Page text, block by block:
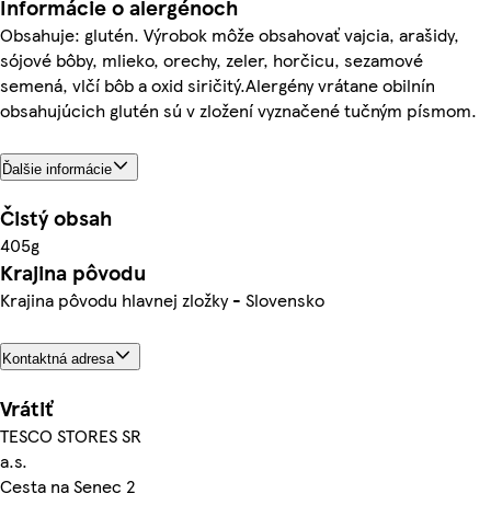
Informácie o alergénoch
Obsahuje: glutén. Výrobok môže obsahovať vajcia, arašidy,
sójové bôby, mlieko, orechy, zeler, horčicu, sezamové
semená, vlčí bôb a oxid siričitý.Alergény vrátane obilnín
obsahujúcich glutén sú v zložení vyznačené tučným písmom.
Ďalšie informácie
Čistý obsah
405g
Krajina pôvodu
Krajina pôvodu hlavnej zložky - Slovensko
Kontaktná adresa
Vrátiť
TESCO STORES SR
a.s.
Cesta na Senec 2